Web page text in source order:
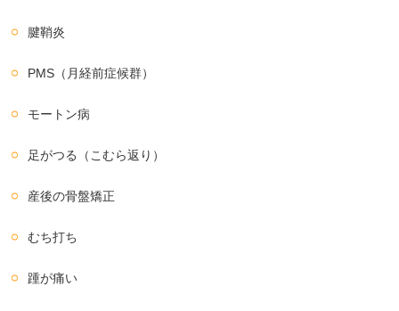
腱鞘炎
PMS（月経前症候群）
モートン病
足がつる（こむら返り）
産後の骨盤矯正
むち打ち
踵が痛い